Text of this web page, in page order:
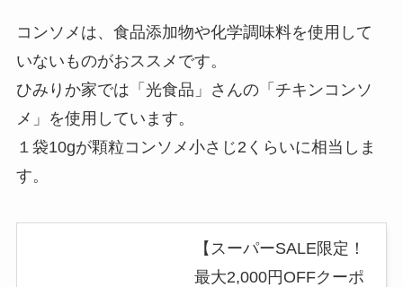
コンソメは、食品添加物や化学調味料を使用して
いないものがおススメです。
ひみりか家では「光食品」さんの「チキンコンソ
メ」を使用しています。
１袋10gが顆粒コンソメ小さじ2くらいに相当しま
す。
【スーパーSALE限定！
最大2,000円OFFクーポ